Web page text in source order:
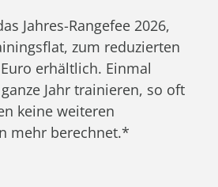
Jahres-Rangefee 2026,
zum reduzierten
erhältlich. Einmal
Jahr trainieren, so oft
keine weiteren
mehr berechnet.*